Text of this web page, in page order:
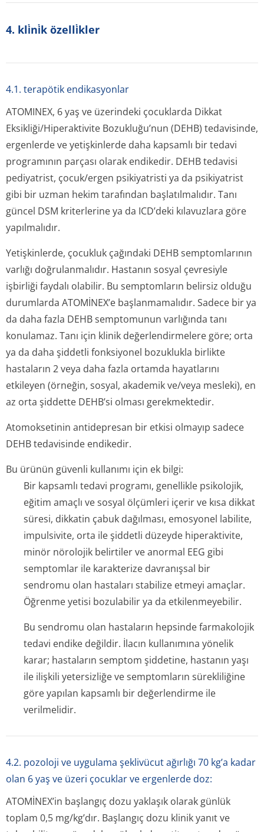
4. kli̇ni̇k özelli̇kler
4.1. terapötik endikasyonlar
ATOMINEX, 6 yaş ve üzerindeki çocuklarda Dikkat
Eksikliği/Hipe­raktivite Bozukluğu’nun (DEHB) tedavisinde,
ergenlerde ve yetişkinlerde daha kapsamlı bir tedavi
programının parçası olarak endikedir. DEHB tedavisi
pediyatrist, çocuk/ergen psikiyatristi ya da psikiyatrist
gibi bir uzman hekim tarafından başlatılmalıdır. Tanı
güncel DSM kriterlerine ya da ICD’deki kılavuzlara göre
yapılmalıdır.
Yetişkinlerde, çocukluk çağındaki DEHB semptomlarının
varlığı doğrulanmalıdır. Hastanın sosyal çevresiyle
işbirliği faydalı olabilir. Bu semptomların belirsiz olduğu
durumlarda ATOMİNEX’e başlanmamalıdır. Sadece bir ya
da daha fazla DEHB semptomunun varlığında tanı
konulamaz. Tanı için klinik değerlendirmelere göre; orta
ya da daha şiddetli fonksiyonel bozuklukla birlikte
hastaların 2 veya daha fazla ortamda hayatlarını
etkileyen (örneğin, sosyal, akademik ve/veya mesleki), en
az orta şiddette DEHB’si olması gerekmektedir.
Atomoksetinin antidepresan bir etkisi olmayıp sadece
DEHB tedavisinde endikedir.
Bu ürünün güvenli kullanımı için ek bilgi:
Bir kapsamlı tedavi programı, genellikle psikolojik,
eğitim amaçlı ve sosyal ölçümleri içerir ve kısa dikkat
süresi, dikkatin çabuk dağılması, emosyonel labilite,
impulsivite, orta ile şiddetli düzeyde hiperaktivite,
minör nörolojik belirtiler ve anormal EEG gibi
semptomlar ile karakterize davranışsal bir
sendromu olan hastaları stabilize etmeyi amaçlar.
Öğrenme yetisi bozulabilir ya da etkilenmeyebilir.
Bu sendromu olan hastaların hepsinde farmakolojik
tedavi endike değildir. İlacın kullanımına yönelik
karar; hastaların semptom şiddetine, hastanın yaşı
ile ilişkili yetersizliğe ve semptomların sürekliliğine
göre yapılan kapsamlı bir değerlendirme ile
verilmelidir.
4.2. pozoloji ve uygulama şeklivücut ağırlığı 70 kg’a kadar
olan 6 yaş ve üzeri çocuklar ve ergenlerde doz:
ATOMİNEX’in başlangıç dozu yaklaşık olarak günlük
toplam 0,5 mg/kg’dır. Başlangıç dozu klinik yanıt ve